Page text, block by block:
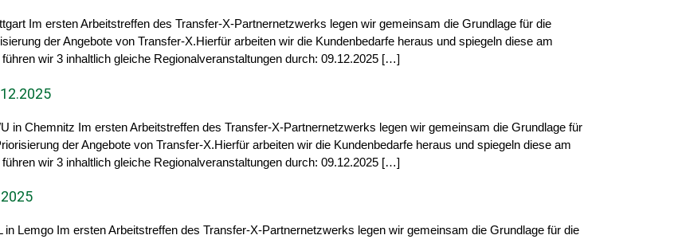
Im ersten Arbeitstreffen des Transfer-X-Partnernetzwerks legen wir gemeinsam die Grundlage für die
der Angebote von Transfer-X.Hierfür arbeiten wir die Kundenbedarfe heraus und spiegeln diese am
wir 3 inhaltlich gleiche Regionalveranstaltungen durch: 09.12.2025 […]
in Chemnitz Im ersten Arbeitstreffen des Transfer-X-Partnernetzwerks legen wir gemeinsam die Grundlage für
der Angebote von Transfer-X.Hierfür arbeiten wir die Kundenbedarfe heraus und spiegeln diese am
wir 3 inhaltlich gleiche Regionalveranstaltungen durch: 09.12.2025 […]
Lemgo Im ersten Arbeitstreffen des Transfer-X-Partnernetzwerks legen wir gemeinsam die Grundlage für die